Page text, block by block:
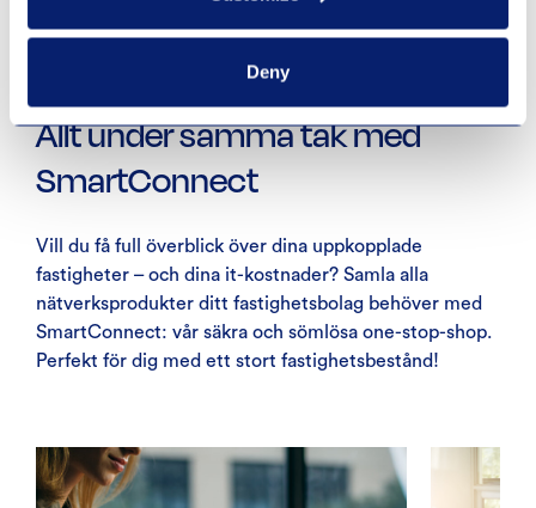
Deny
Allt under samma tak med
SmartConnect
Vill du få full överblick över dina uppkopplade
fastigheter – och dina it-kostnader? Samla alla
nätverksprodukter ditt fastighetsbolag behöver med
SmartConnect: vår säkra och sömlösa one-stop-shop.
Perfekt för dig med ett stort fastighetsbestånd!